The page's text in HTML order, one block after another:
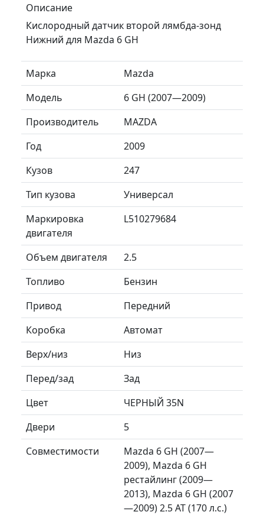
Описание
Кислородный датчик второй лямбда-зонд
Нижний для Mazda 6 GH
Марка
Mazda
Модель
6 GH (2007—2009)
Производитель
MAZDA
Год
2009
Кузов
247
Тип кузова
Универсал
Маркировка
двигателя
L510279684
Объем двигателя
2.5
Топливо
Бензин
Привод
Передний
Коробка
Автомат
Верх/низ
Низ
Перед/зад
Зад
Цвет
ЧЕРНЫЙ 35N
Двери
5
Совместимости
Mazda 6 GH (2007—
2009), Mazda 6 GH
рестайлинг (2009—
2013), Mazda 6 GH (2007
—2009) 2.5 AT (170 л.с.)